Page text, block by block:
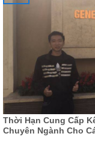
Thời Hạn Cung Cấp
Chuyên Ngành Cho